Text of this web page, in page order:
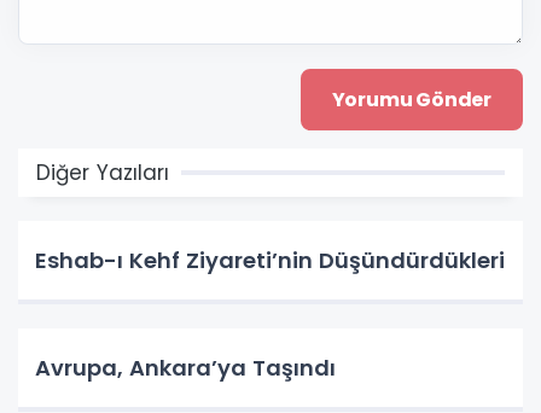
Diğer Yazıları
Eshab-ı Kehf Ziyareti’nin Düşündürdükleri
Avrupa, Ankara’ya Taşındı